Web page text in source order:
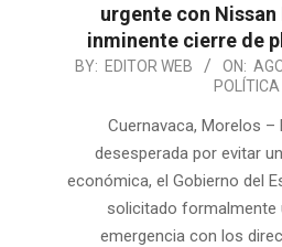
urgente con
inminente cierre de
2025-
BY: EDITOR WEB ON:
POLÍTICA
Cuernavaca, Morelos –
desesperada por evitar
económica, el Gobierno del
solicitado formalmente
emergencia con los